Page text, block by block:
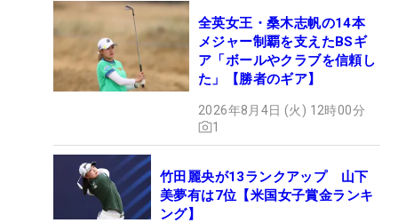
全英女王・桑木志帆の14本
メジャー制覇を支えたBSギ
ア「ボールやクラブを信頼し
た」【勝者のギア】
2026年8月4日 (火) 12時00分
1
竹田麗央が13ランクアップ 山下
美夢有は7位【米国女子賞金ランキ
ング】